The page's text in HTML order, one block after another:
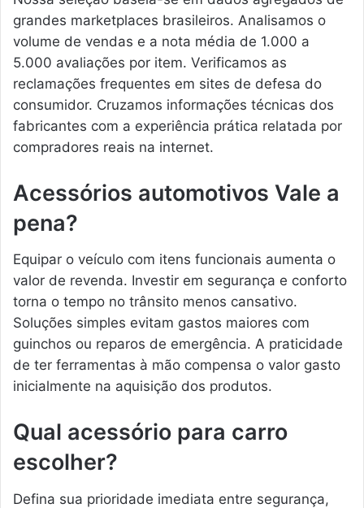
grandes marketplaces brasileiros. Analisamos o
volume de vendas e a nota média de 1.000 a
5.000 avaliações por item. Verificamos as
reclamações frequentes em sites de defesa do
consumidor. Cruzamos informações técnicas dos
fabricantes com a experiência prática relatada por
compradores reais na internet.
Acessórios automotivos Vale a
pena?
Equipar o veículo com itens funcionais aumenta o
valor de revenda. Investir em segurança e conforto
torna o tempo no trânsito menos cansativo.
Soluções simples evitam gastos maiores com
guinchos ou reparos de emergência. A praticidade
de ter ferramentas à mão compensa o valor gasto
inicialmente na aquisição dos produtos.
Qual acessório para carro
escolher?
Defina sua prioridade imediata entre segurança,